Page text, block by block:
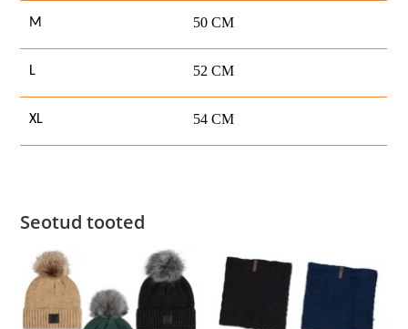
M 50 CM
L 52 CM
XL 54 CM
Seotud tooted